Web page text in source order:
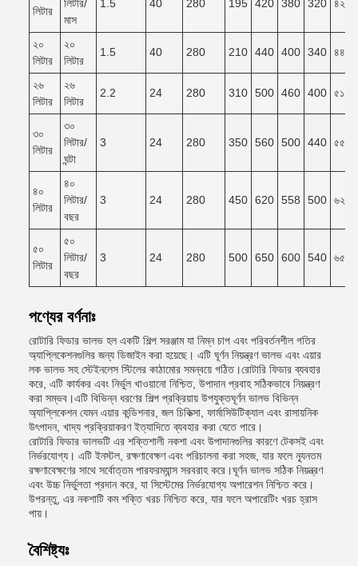
লিটার
লিটার/
মাস
1.5 40 280 195 420 380 320
২০
লিটার
২০
লিটার
1.5 40 280 210 440 400 340
২৬
লিটার
২৬
লিটার
2.2 24 280 310 500 460 400
৩০
লিটার
৩০
লিটার/
ঘন্টা
3 24 280 350 560 500 440
৪০
লিটার
৪০
লিটার/
বছর
3 24 280 450 620 558 500
৫০
লিটার
৫০
লিটার/
বছর
3 24 280 500 650 600 540
পণ্যের বর্ণনাঃ
রোটারি ফিডার ভালভ হল একটি শিল্প সরঞ্জাম যা নিম্ন চাপ এবং পরিবর্তনশীল গতির
অ্যাপ্লিকেশনগুলির জন্য ডিজাইন করা হয়েছে। এটি ঘূর্ণন নিয়ন্ত্রণ ভালভ এবং এয়ার
লক ভালভ সহ স্টেইনলেস স্টিলের কাঠামোর সমন্বয়ে গঠিত।রোটারি ফিডার ব্যবহার
করে, এটি কার্যকর এবং নির্ভুল খাওয়ানো নিশ্চিত, উপাদান প্রবাহ সঠিকভাবে নিয়ন্ত্রণ
করা সম্ভব।এটি বিভিন্ন ধরণের শিল্প প্রক্রিয়ায় উপযুক্তঘূর্ণন ভালভ বিভিন্ন
অ্যাপ্লিকেশন যেমন এয়ার কন্ডিশনার, জল চিকিত্সা, ফার্মাসিউটিক্যাল এবং রাসায়নিক
উৎপাদন, খাদ্য প্রক্রিয়াকরণ ইত্যাদিতে ব্যবহার করা যেতে পারে।
রোটারি ফিডার ভালভটি এর শক্তিশালী নকশা এবং উপাদানগুলির কারণে টেকসই এবং
নির্ভরযোগ্য। এটি ইনস্টল, রক্ষণাবেক্ষণ এবং পরিচালনা করা সহজ, যার ফলে ন্যূনতম
রক্ষণাবেক্ষণের সাথে সর্বোত্তম পারফরম্যান্স সরবরাহ করে।ঘূর্ণন ভালভ সঠিক নিয়ন্ত্রণ
এবং উচ্চ নির্ভুলতা প্রদান করে, যা সিস্টেমের নির্ভরযোগ্য অপারেশন নিশ্চিত করে।
উপরন্তু, এর নকশাটি কম শক্তি খরচ নিশ্চিত করে, যার ফলে অপারেটিং খরচ হ্রাস
পায়।
বৈশিষ্ট্যঃ